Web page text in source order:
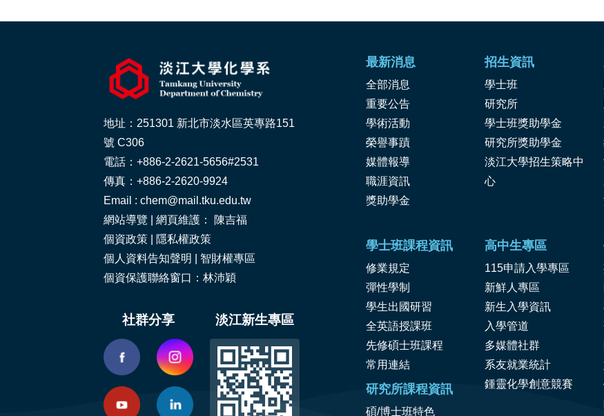
地址：251301 新北市淡水區英專路151
號 C306
電話：+886-2-2621-5656#2531
傳真：+886-2-2620-9924
Email : chem@mail.tku.edu.tw
網站導覽 | 網頁維護： 陳吉福
個資政策
隱私權政策
個人資料告知聲明
智財權專區
個資保護聯絡窗口：林沛穎
社群分享 淡江新生專區
最新消息
全部消息
重要公告
學術活動
榮譽事蹟
媒體報導
職涯資訊
獎助學金
招生資訊
學士班
研究所
學士班獎助學金
研究所獎助學金
淡江大學招生策略中
心
學士班課程資訊
修業規定
彈性學制
學生出國研習
全英語授課班
先修碩士班課程
常用連結
研究所課程資訊
碩/博士班特色
高中生專區
115申請入學專區
新鮮人專區
新生入學資訊
入學管道
多媒體社群
系友就業統計
鍾靈化學創意競賽